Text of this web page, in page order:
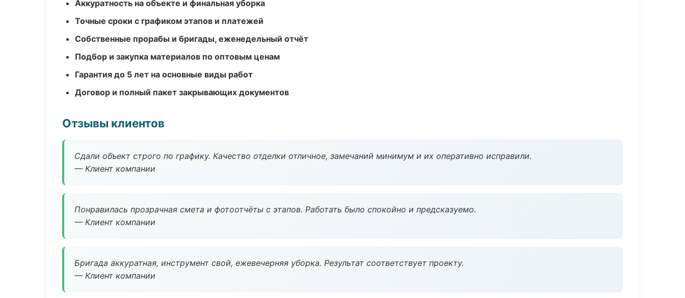
Аккуратность на объекте и финальная уборка
Точные сроки с графиком этапов и платежей
Собственные прорабы и бригады, еженедельный отчёт
Подбор и закупка материалов по оптовым ценам
Гарантия до 5 лет на основные виды работ
Договор и полный пакет закрывающих документов
Отзывы клиентов
Сдали объект строго по графику. Качество отделки отличное, замечаний минимум и их оперативно исправили.
— Клиент компании
Понравилась прозрачная смета и фотоотчёты с этапов. Работать было спокойно и предсказуемо.
— Клиент компании
Бригада аккуратная, инструмент свой, ежевечерняя уборка. Результат соответствует проекту.
— Клиент компании